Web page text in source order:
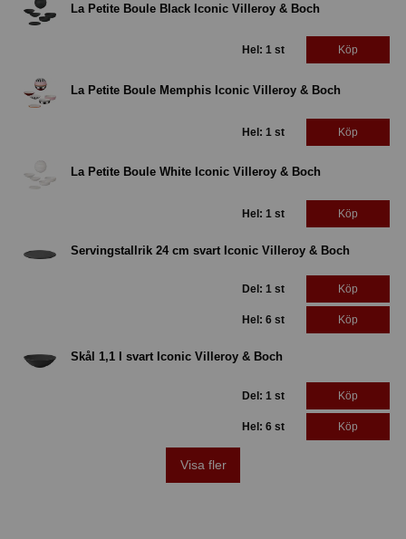
La Petite Boule Black Iconic Villeroy & Boch
Hel: 1 st Köp
La Petite Boule Memphis Iconic Villeroy & Boch
Hel: 1 st Köp
La Petite Boule White Iconic Villeroy & Boch
Hel: 1 st Köp
Servingstallrik 24 cm svart Iconic Villeroy & Boch
Del: 1 st Köp
Hel: 6 st Köp
Skål 1,1 l svart Iconic Villeroy & Boch
Del: 1 st Köp
Hel: 6 st Köp
Visa fler